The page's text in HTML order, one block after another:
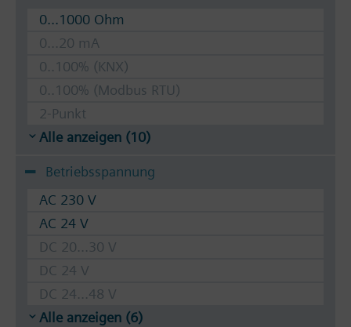
0...1000 Ohm
0...20 mA
0..100% (KNX)
0..100% (Modbus RTU)
2-Punkt
Alle anzeigen (10)
Betriebsspannung
AC 230 V
AC 24 V
DC 20...30 V
DC 24 V
DC 24...48 V
Alle anzeigen (6)